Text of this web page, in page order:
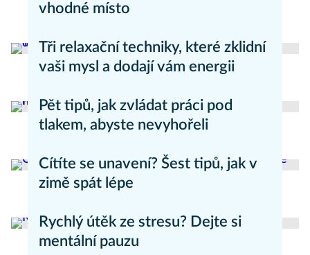
vhodné místo
Tři relaxační techniky, které zklidní
vaši mysl a dodají vám energii
Pět tipů, jak zvládat práci pod
tlakem, abyste nevyhořeli
Cítíte se unavení? Šest tipů, jak v
zimě spát lépe
Rychlý útěk ze stresu? Dejte si
mentální pauzu